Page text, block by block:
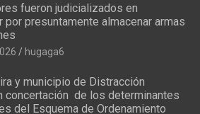
fueron judicializados en
por presuntamente almacenar armas
hugaga6
y municipio de Distracción
concertación de los determinantes
del Esquema de Ordenamiento